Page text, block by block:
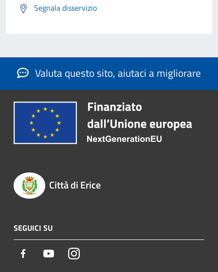
Segnala disservizio
Valuta questo sito, aiutaci a migliorare
Città di Erice
SEGUICI SU
Facebook YoutubeInstagram